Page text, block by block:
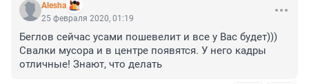
Alesha
25 февраля 2020, 01:19
Беглов сейчас усами пошевелит и все у Вас будет)))
Свалки мусора и в центре появятся. У него кадры
отличные! Знают, что делать